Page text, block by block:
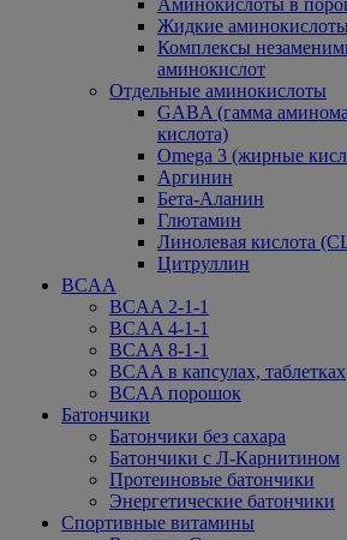
Аминокислоты в
Жидкие аминокислоты
Комплексы
аминокислот
Отдельные аминокислоты
GABA (гамма
кислота)
Omega 3 (жирные
Аргинин
Бета-Аланин
Глютамин
Линолевая кислота
Цитруллин
BCAA
BCAA 2-1-1
BCAA 4-1-1
BCAA 8-1-1
BCAA в капсулах, таблетках
BCAA порошок
Батончики
Батончики без сахара
Батончики с Л-Карнитином
Протеиновые батончики
Энергетические батончики
Спортивные витамины